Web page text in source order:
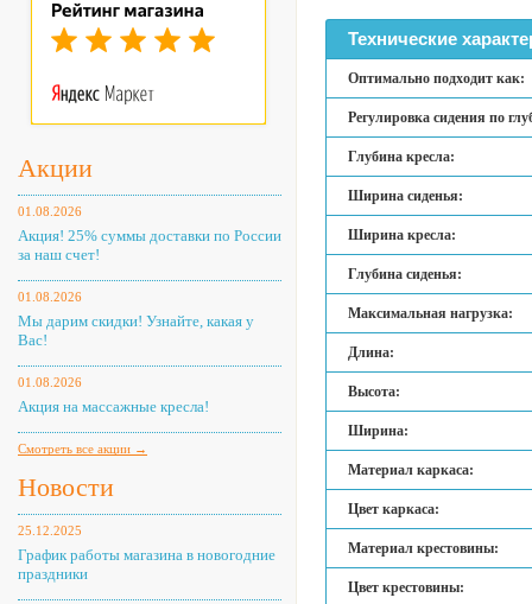
Акции
01.08.2026
Акция! 25% суммы доставки по России
за наш счет!
01.08.2026
Мы дарим скидки! Узнайте, какая у
Вас!
01.08.2026
Акция на массажные кресла!
Смотреть все акции →
Новости
25.12.2025
График работы магазина в новогодние
праздники
Технические
Оптимально подходит как:
Регулировка сидения по
Глубина кресла:
Ширина сиденья:
Ширина кресла:
Глубина сиденья:
Максимальная нагрузка:
Длина:
Высота:
Ширина:
Материал каркаса:
Цвет каркаса:
Материал крестовины:
Цвет крестовины: